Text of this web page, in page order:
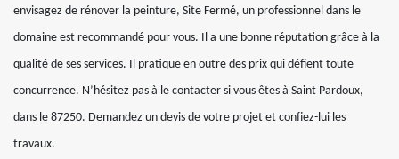
envisagez de rénover la peinture, Site Fermé, un professionnel dans le
domaine est recommandé pour vous. Il a une bonne réputation grâce à la
qualité de ses services. Il pratique en outre des prix qui défient toute
concurrence. N’hésitez pas à le contacter si vous êtes à Saint Pardoux,
dans le 87250. Demandez un devis de votre projet et confiez-lui les
travaux.